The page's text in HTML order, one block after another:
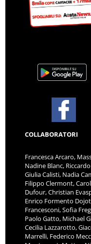
COLLABORATORI
Francesca Arcaro,
Nadine Blanc,
Giulia Calisti, Nadia
Filippo Clermont,
Dufour, Christian
Enrico Formento
Francesconi, Sofia
Paolo Gatto, Michael
Cecilia Lazzarotto,
Marrelli, Federico